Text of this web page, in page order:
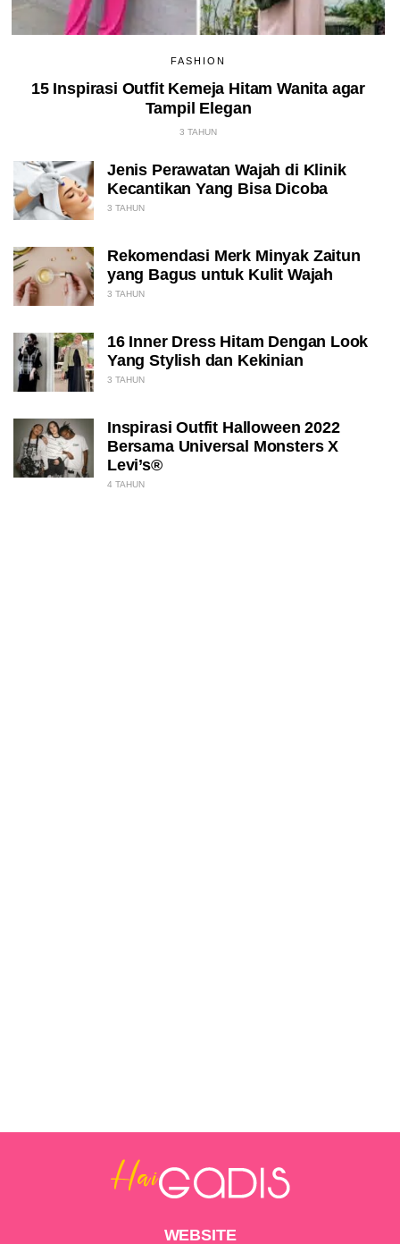
FASHION
15 Inspirasi Outfit Kemeja Hitam Wanita agar
Tampil Elegan
3 TAHUN
Jenis Perawatan Wajah di Klinik
Kecantikan Yang Bisa Dicoba
3 TAHUN
Rekomendasi Merk Minyak Zaitun
yang Bagus untuk Kulit Wajah
3 TAHUN
16 Inner Dress Hitam Dengan Look
Yang Stylish dan Kekinian
3 TAHUN
Inspirasi Outfit Halloween 2022
Bersama Universal Monsters X
Levi’s®
4 TAHUN
WEBSITE